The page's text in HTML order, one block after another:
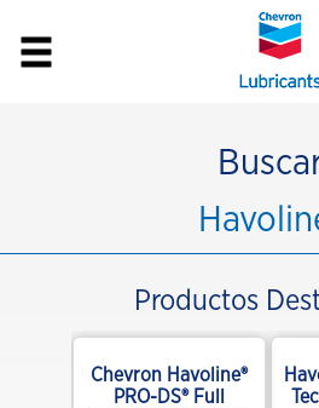
Productos
Chevron Havoline®
PRO-DS® Full